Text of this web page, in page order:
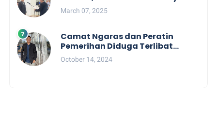
Punya Rekam Jejak Gemilang
March 07, 2025
Camat Ngaras dan Peratin
Pemerihan Diduga Terlibat
Politik Praktis, Mahasiswa
Pesibar Desak Bawaslu
October 14, 2024